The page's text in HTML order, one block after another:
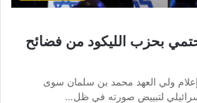
بحزب الليكود من فضائح
ولي العهد محمد بن سلمان سوى
لتبييض صورته في ظل…